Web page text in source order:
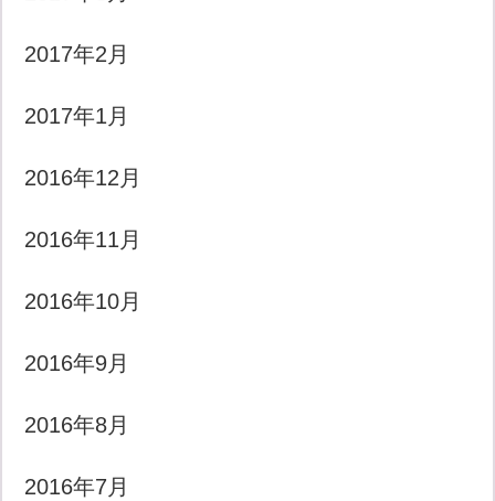
2017年2月
2017年1月
2016年12月
2016年11月
2016年10月
2016年9月
2016年8月
2016年7月